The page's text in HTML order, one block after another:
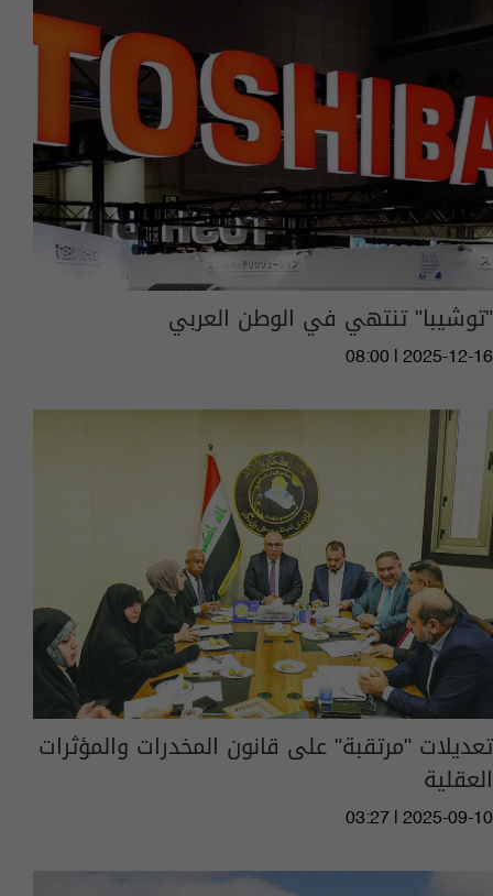
"توشيبا" تنتهي في الوطن العربي
08:00 | 2025-12-16
تعديلات "مرتقبة" على قانون المخدرات والمؤثرات
العقلية
03:27 | 2025-09-10